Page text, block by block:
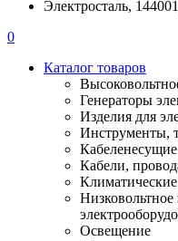
Электросталь,
0
Каталог товаров
Генераторы
Изделия для
Инструменты,
Кабели,
Освещение